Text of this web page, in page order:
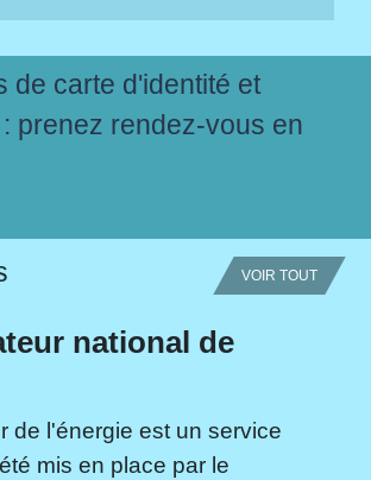
de carte d'identité et
prenez rendez-vous en
VOIR TOUT
national de
de l'énergie est un service
mis en place par le